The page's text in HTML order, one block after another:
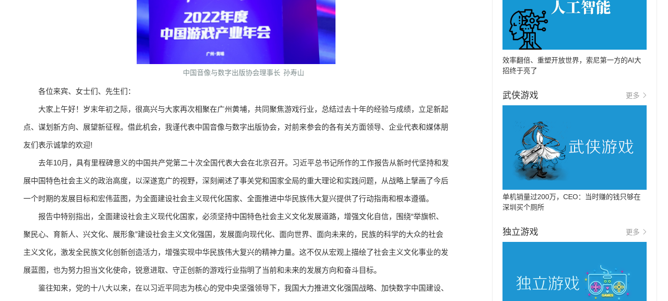
中国音像与数字出版协会理事长 孙寿山
各位来宾、女士们、先生们：
大家上午好！岁末年初之际，很高兴与大家再次相聚在广州黄埔，共同聚焦游戏行业，总结过去十年的经验与成绩，立足新起
点、谋划新方向、展望新征程。借此机会，我谨代表中国音像与数字出版协会，对前来参会的各有关方面领导、企业代表和媒体朋
友们表示诚挚的欢迎!
去年10月，具有里程碑意义的中国共产党第二十次全国代表大会在北京召开。习近平总书记所作的工作报告从新时代坚持和发
展中国特色社会主义的政治高度，以深遂宽广的视野，深刻阐述了事关党和国家全局的重大理论和实践问题，从战略上擘画了今后
一个时期的发展目标和宏伟蓝图，为全面建设社会主义现代化国家、全面推进中华民族伟大复兴提供了行动指南和根本遵循。
报告中特别指出，全面建设社会主义现代化国家，必须坚持中国特色社会主义文化发展道路，增强文化自信，围绕“举旗帜、
聚民心、育新人、兴文化、展形象”建设社会主义文化强国，发展面向现代化、面向世界、面向未来的，民族的科学的大众的社会
主义文化，激发全民族文化创新创造活力，增强实现中华民族伟大复兴的精神力量。这不仅从宏观上描绘了社会主义文化事业的发
展蓝图，也为努力担当文化使命，锐意进取、守正创新的游戏行业指明了当前和未来的发展方向和奋斗目标。
鉴往知来，党的十八大以来，在以习近平同志为核心的党中央坚强领导下，我国大力推进文化强国战略、加快数字中国建设、
效率翻倍、重塑开放世界，索尼第一方的AI大
招终于亮了
武侠游戏 更多
单机销量过200万，CEO：当时赚的钱只够在
深圳买个厕所
独立游戏 更多